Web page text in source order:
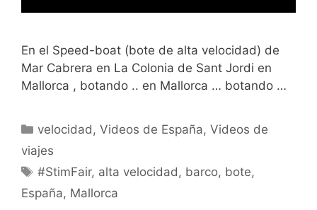
En el Speed-boat (bote de alta velocidad) de
Mar Cabrera en La Colonia de Sant Jordi en
Mallorca , botando .. en Mallorca … botando …
Categorías
velocidad ,Videos de España,Videos de
viajes
Etiquetas
#StimFair, alta velocidad , barco, bote,
España, Mallorca